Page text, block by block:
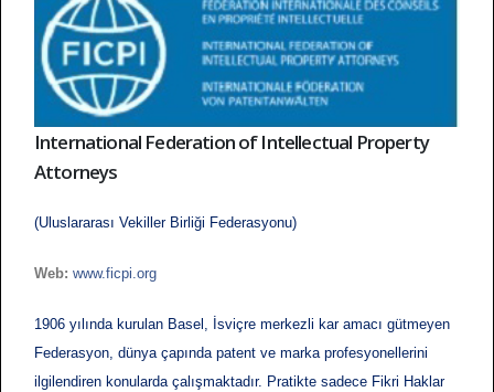
International Federation of Intellectual Property
Attorneys
(Uluslararası Vekiller Birliği Federasyonu)
Web: www.ficpi.org
1906 yılında kurulan Basel, İsviçre merkezli kar amacı gütmeyen
Federasyon, dünya çapında patent ve marka profesyonellerini
ilgilendiren konularda çalışmaktadır. Pratikte sadece Fikri Haklar